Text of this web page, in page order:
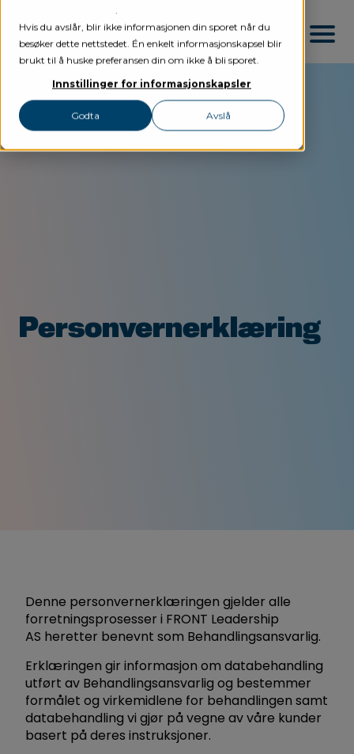
.
Hvis du avslår, blir ikke informasjonen din sporet når du
besøker dette nettstedet. Én enkelt informasjonskapsel blir
brukt til å huske preferansen din om ikke å bli sporet.
Innstillinger for informasjonskapsler
Godta Avslå
Tjenester
Lederutvikling
Nettverk
Logg inn
Personvernerklæring
Denne personvernerklæringen gjelder alle
forretningsprosesser i FRONT Leadership
AS heretter benevnt som Behandlingsansvarlig.
Erklæringen gir informasjon om databehandling
utført av Behandlingsansvarlig og bestemmer
formålet og virkemidlene for behandlingen samt
databehandling vi gjør på vegne av våre kunder
basert på deres instruksjoner.